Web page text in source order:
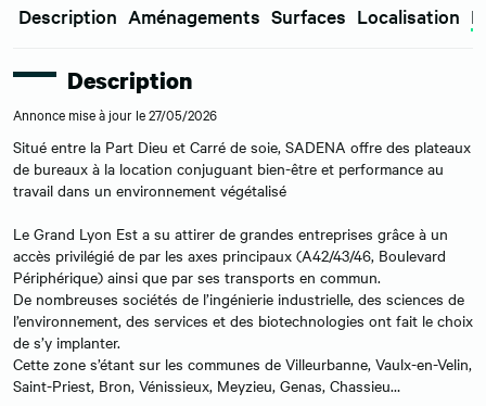
Description Aménagements Surfaces Localisation
Description
Annonce mise à jour le 27/05/2026
Situé entre la Part Dieu et Carré de soie, SADENA offre des plateaux
de bureaux à la location conjuguant bien-être et performance au
travail dans un environnement végétalisé
Le Grand Lyon Est a su attirer de grandes entreprises grâce à un
accès privilégié de par les axes principaux (A42/43/46, Boulevard
Périphérique) ainsi que par ses transports en commun.
De nombreuses sociétés de l’ingénierie industrielle, des sciences de
l’environnement, des services et des biotechnologies ont fait le choix
de s’y implanter.
Cette zone s’étant sur les communes de Villeurbanne, Vaulx-en-Velin,
Saint-Priest, Bron, Vénissieux, Meyzieu, Genas, Chassieu…